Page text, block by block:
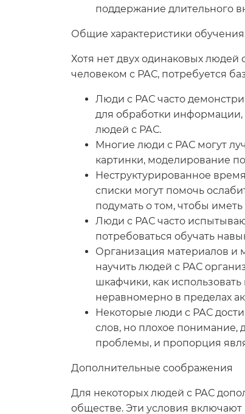
поддержание длительного
Общие характеристики обучения
Хотя нет двух одинаковых людей
человеком с РАС, потребуется
Люди с РАС часто
для обработки информации,
людей с РАС.
Многие люди с РАС могут
картинки, моделирование
Неструктурированное
списки могут помочь
подумать о том, чтобы
Люди с РАС часто
потребоваться обучать
Организация материалов и
научить людей с РАС
шкафчики, как
неравномерно в пределах
Некоторые люди с РАС
слов, но плохое
проблемы, и пропорция
Дополнительные соображения
Для некоторых людей с РАС
обществе. Эти условия включают